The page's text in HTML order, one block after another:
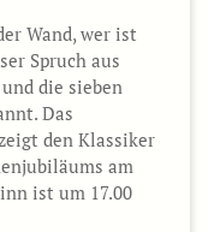
Wand, wer ist
Spruch aus
die sieben
Das
den Klassiker
am
ist um 17.00